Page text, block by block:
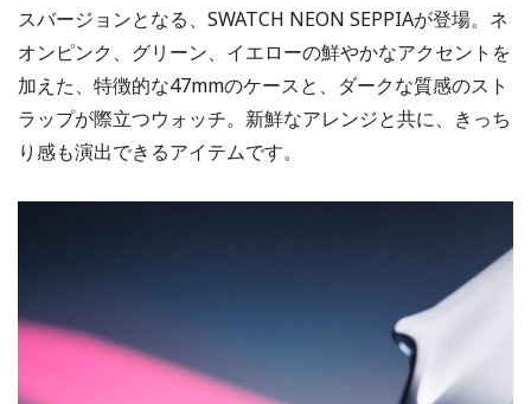
スバージョンとなる、SWATCH NEON SEPPIAが登場。ネ
オンピンク、グリーン、イエローの鮮やかなアクセントを
加えた、特徴的な47mmのケースと、ダークな質感のスト
ラップが際立つウォッチ。新鮮なアレンジと共に、きっち
り感も演出できるアイテムです。